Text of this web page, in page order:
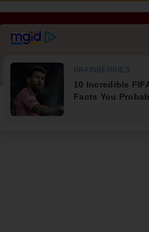
ΡΟΗ
Διατροφή - Φυσική Ιατρική